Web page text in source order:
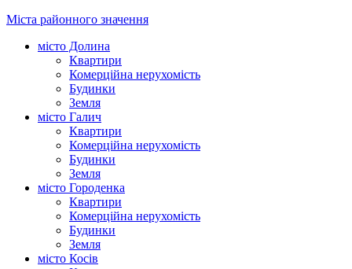
Міста районного значення
місто Долина
Квартири
Комерційна нерухомість
Будинки
Земля
місто Галич
Квартири
Комерційна нерухомість
Будинки
Земля
місто Городенка
Квартири
Комерційна нерухомість
Будинки
Земля
місто Косів